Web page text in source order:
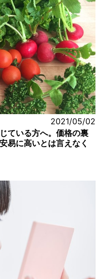
2021/05/02
ている方へ。価格の裏
易に高いとは言えなく